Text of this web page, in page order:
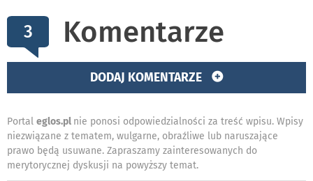
3 Komentarze
DODAJ KOMENTARZE
Portal eglos.pl nie ponosi odpowiedzialności za treść wpisu. Wpisy
niezwiązane z tematem, wulgarne, obraźliwe lub naruszające
prawo będą usuwane. Zapraszamy zainteresowanych do
merytorycznej dyskusji na powyższy temat.